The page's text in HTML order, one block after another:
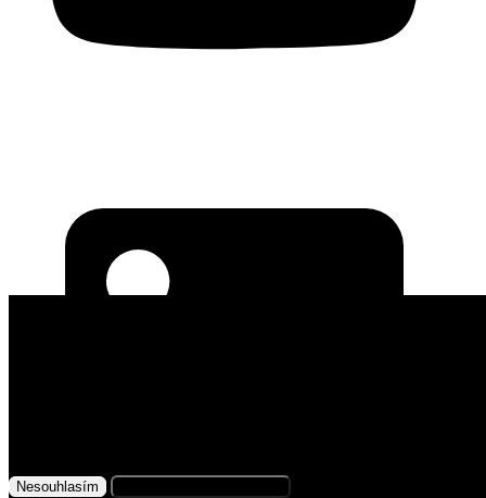
účelu využíváme soubory cookies, které nám
Nesouhlasím